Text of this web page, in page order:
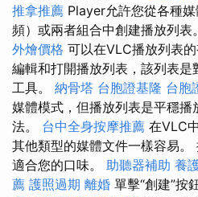
推拿推薦 Player允許您從各種
頻）或兩者組合中創建播放列表
外燴價格 可以在VLC播放列表
編輯和打開播放列表，該列表
工具。 納骨塔 台胞證基隆 台胞
媒體模式，但播放列表是平穩
法。 台中全身按摩推薦 在VLC
其他類型的媒體文件一樣容易
適合您的口味。 助聽器補助 養
薦 護照過期 離婚 單擊“創建”按